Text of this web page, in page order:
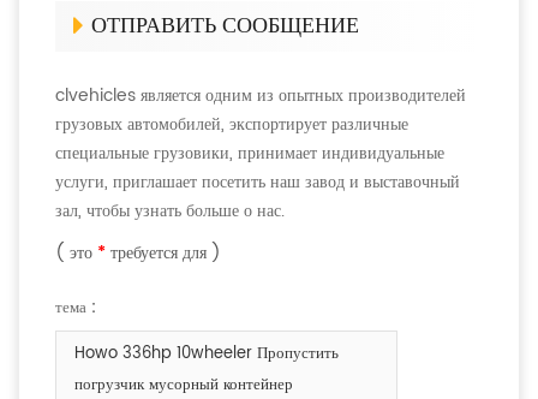
ОТПРАВИТЬ СООБЩЕНИЕ
clvehicles является одним из опытных производителей
грузовых автомобилей, экспортирует различные
специальные грузовики, принимает индивидуальные
услуги, приглашает посетить наш завод и выставочный
зал, чтобы узнать больше о нас.
( это * требуется для )
тема :
Howo 336hp 10wheeler Пропустить
погрузчик мусорный контейнер